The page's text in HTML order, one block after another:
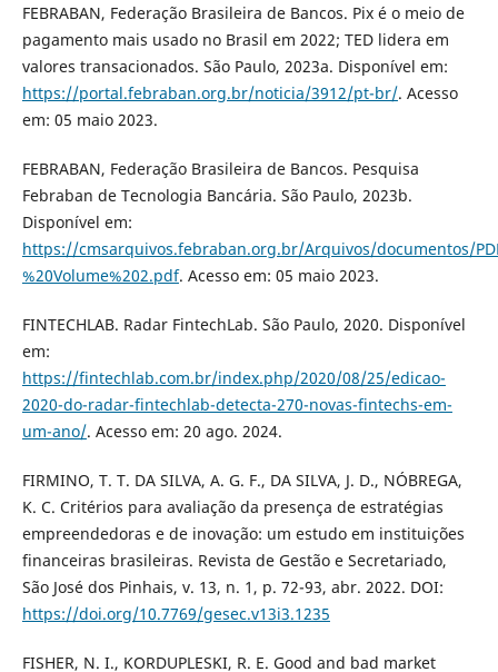
FEBRABAN, Federação Brasileira de Bancos. Pix é o meio de
pagamento mais usado no Brasil em 2022; TED lidera em
valores transacionados. São Paulo, 2023a. Disponível em:
https://portal.febraban.org.br/noticia/3912/pt-br/. Acesso
em: 05 maio 2023.
FEBRABAN, Federação Brasileira de Bancos. Pesquisa
Febraban de Tecnologia Bancária. São Paulo, 2023b.
Disponível em:
https://cmsarquivos.febraban.org.br/Arquivos/documentos/
%20Volume%202.pdf. Acesso em: 05 maio 2023.
FINTECHLAB. Radar FintechLab. São Paulo, 2020. Disponível
em:
https://fintechlab.com.br/index.php/2020/08/25/edicao-
2020-do-radar-fintechlab-detecta-270-novas-fintechs-em-
um-ano/. Acesso em: 20 ago. 2024.
FIRMINO, T. T. DA SILVA, A. G. F., DA SILVA, J. D., NÓBREGA,
K. C. Critérios para avaliação da presença de estratégias
empreendedoras e de inovação: um estudo em instituições
financeiras brasileiras. Revista de Gestão e Secretariado,
São José dos Pinhais, v. 13, n. 1, p. 72-93, abr. 2022. DOI:
https://doi.org/10.7769/gesec.v13i3.1235
FISHER, N. I., KORDUPLESKI, R. E. Good and bad market